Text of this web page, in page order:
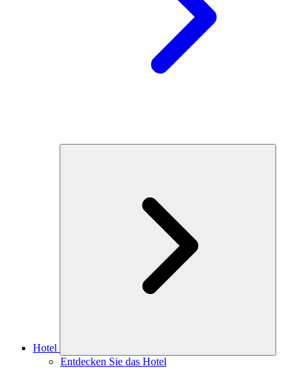
Hotel
Entdecken Sie das Hotel